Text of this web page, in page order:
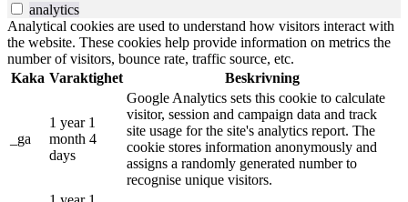
analytics
Analytical cookies are used to understand how visitors interact with
the website. These cookies help provide information on metrics the
number of visitors, bounce rate, traffic source, etc.
Kaka Varaktighet Beskrivning
_ga
1 year 1
month 4
days
Google Analytics sets this cookie to calculate
visitor, session and campaign data and track
site usage for the site's analytics report. The
cookie stores information anonymously and
assigns a randomly generated number to
recognise unique visitors.